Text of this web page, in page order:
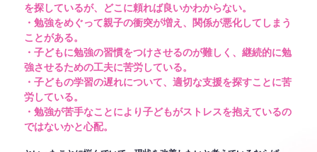
を探しているが、どこに頼れば良いかわからない。
・勉強をめぐって親子の衝突が増え、関係が悪化してしまう
ことがある。
・子どもに勉強の習慣をつけさせるのが難しく、継続的に勉
強させるための工夫に苦労している。
・子どもの学習の遅れについて、適切な支援を探すことに苦
労している。
・勉強が苦手なことにより子どもがストレスを抱えているの
ではないかと心配。